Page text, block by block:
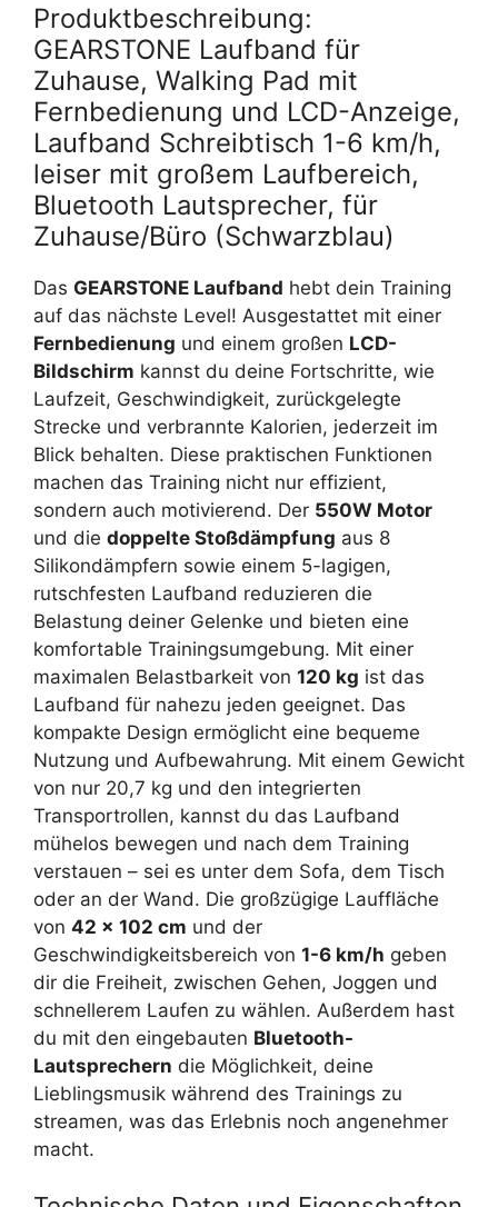
Produktbeschreibung:
GEARSTONE Laufband für
Zuhause, Walking Pad mit
Fernbedienung und LCD-Anzeige,
Laufband Schreibtisch 1-6 km/h,
leiser mit großem Laufbereich,
Bluetooth Lautsprecher, für
Zuhause/Büro (Schwarzblau)
Das GEARSTONE Laufband hebt dein Training
auf das nächste Level! Ausgestattet mit einer
Fernbedienung und einem großen LCD-
Bildschirm kannst du deine Fortschritte, wie
Laufzeit, Geschwindigkeit, zurückgelegte
Strecke und verbrannte Kalorien, jederzeit im
Blick behalten. Diese praktischen Funktionen
machen das Training nicht nur effizient,
sondern auch motivierend. Der 550W Motor
und die doppelte Stoßdämpfung aus 8
Silikondämpfern sowie einem 5-lagigen,
rutschfesten Laufband reduzieren die
Belastung deiner Gelenke und bieten eine
komfortable Trainingsumgebung. Mit einer
maximalen Belastbarkeit von 120 kg ist das
Laufband für nahezu jeden geeignet. Das
kompakte Design ermöglicht eine bequeme
Nutzung und Aufbewahrung. Mit einem Gewicht
von nur 20,7 kg und den integrierten
Transportrollen, kannst du das Laufband
mühelos bewegen und nach dem Training
verstauen – sei es unter dem Sofa, dem Tisch
oder an der Wand. Die großzügige Lauffläche
von 42 x 102 cm und der
Geschwindigkeitsbereich von 1-6 km/h geben
dir die Freiheit, zwischen Gehen, Joggen und
schnellerem Laufen zu wählen. Außerdem hast
du mit den eingebauten Bluetooth-
Lautsprechern die Möglichkeit, deine
Lieblingsmusik während des Trainings zu
streamen, was das Erlebnis noch angenehmer
macht.